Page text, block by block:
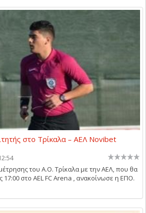
στο Τρίκαλα – ΑΕΛ Novibet
του Α.Ο. Τρίκαλα με την ΑΕΛ, που θα
17:00 στο AEL FC Arena , ανακοίνωσε η ΕΠΟ.